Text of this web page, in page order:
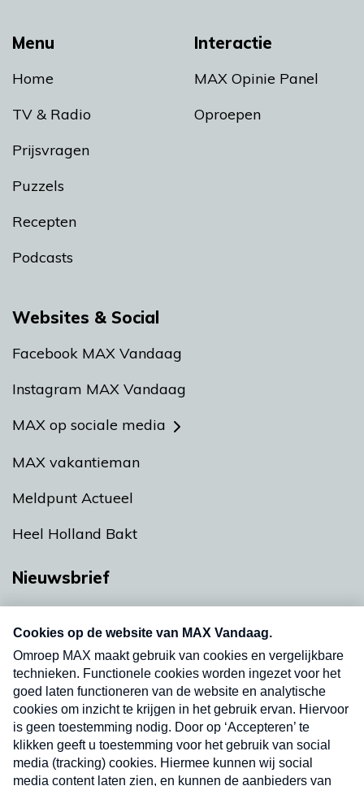
Menu
Home
TV & Radio
Prijsvragen
Puzzels
Recepten
Podcasts
Interactie
MAX Opinie Panel
Oproepen
Websites & Social
Facebook MAX Vandaag
Instagram MAX Vandaag
MAX op sociale media
MAX vakantieman
Meldpunt Actueel
Heel Holland Bakt
Nieuwsbrief
nieuwsbrief. Elke vrijdag- en dinsdagochtend in
uw mailbox.
Verzend